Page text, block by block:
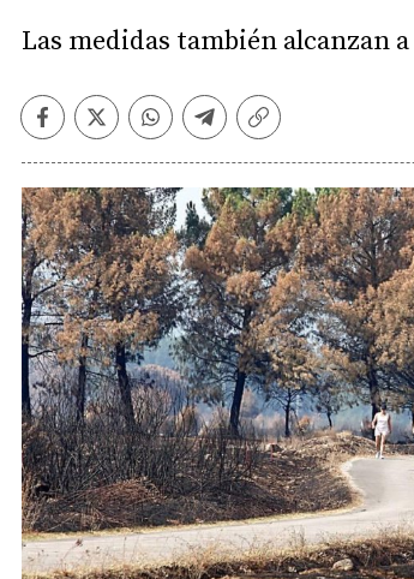
Las medidas también alcanzan
Facebook
TwitterWhatsapp
Telegram
Copiar